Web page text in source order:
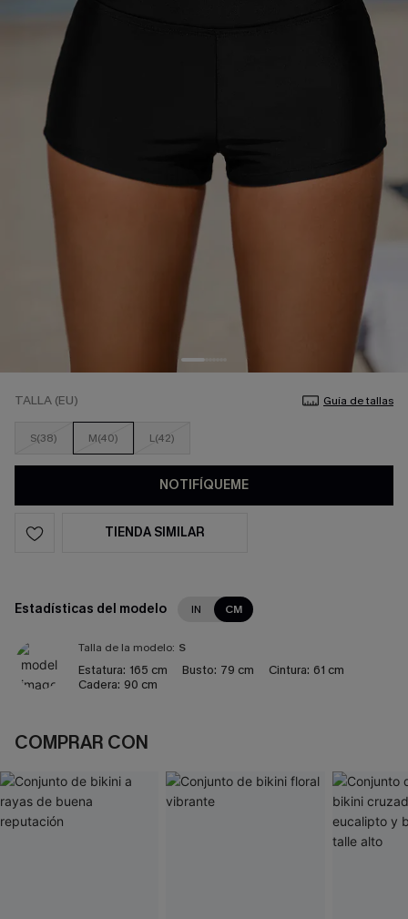
TALLA (EU) Guía de tallas
S(38) M(40) L(42)
NOTIFÍQUEME
TIENDA SIMILAR
Estadísticas del modelo IN CM
Talla de la modelo: S
Estatura: 165 cm Busto: 79 cm Cintura: 61 cm
Cadera: 90 cm
COMPRAR CON